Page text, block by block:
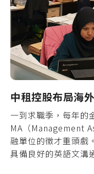
中租控股布局海
一到求職季，每年的
MA（Management
融單位的徵才重頭戲
具備良好的英語文溝